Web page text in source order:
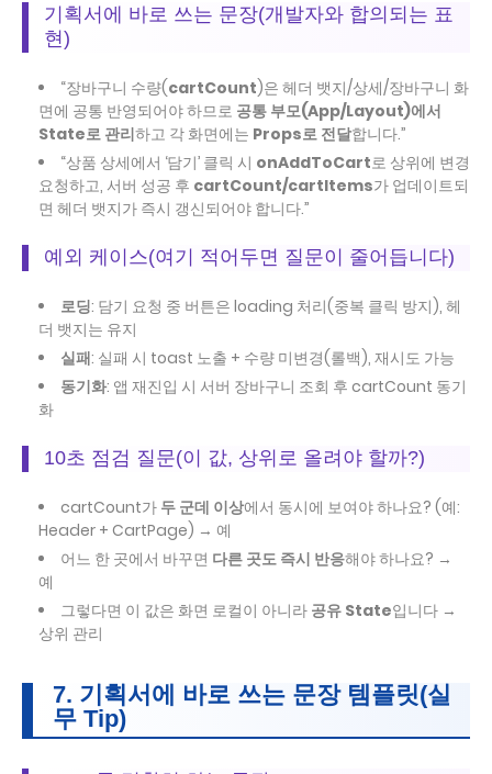
기획서에 바로 쓰는 문장(개발자와 합의되는 표
현)
“장바구니 수량(cartCount)은 헤더 뱃지/상세/장바구니 화
면에 공통 반영되어야 하므로 공통 부모(App/Layout)에서
State로 관리하고 각 화면에는 Props로 전달합니다.”
“상품 상세에서 ‘담기’ 클릭 시 onAddToCart로 상위에 변경
요청하고, 서버 성공 후 cartCount/cartItems가 업데이트되
면 헤더 뱃지가 즉시 갱신되어야 합니다.”
예외 케이스(여기 적어두면 질문이 줄어듭니다)
로딩: 담기 요청 중 버튼은 loading 처리(중복 클릭 방지), 헤
더 뱃지는 유지
실패: 실패 시 toast 노출 + 수량 미변경(롤백), 재시도 가능
동기화: 앱 재진입 시 서버 장바구니 조회 후 cartCount 동기
화
10초 점검 질문(이 값, 상위로 올려야 할까?)
cartCount가 두 군데 이상에서 동시에 보여야 하나요? (예:
Header + CartPage) → 예
어느 한 곳에서 바꾸면 다른 곳도 즉시 반응해야 하나요? →
예
그렇다면 이 값은 화면 로컬이 아니라 공유 State입니다 →
상위 관리
7. 기획서에 바로 쓰는 문장 템플릿(실
무 Tip)